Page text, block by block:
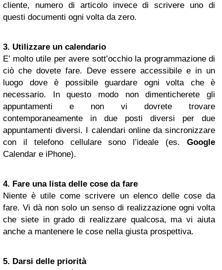
cliente, numero di articolo invece di scrivere uno di
questi documenti ogni volta da zero.
3. Utilizzare un calendario
E’ molto utile per avere sott’occhio la programmazione di
ciò che dovete fare. Deve essere accessibile e in un
luogo dove è possibile guardare ogni volta che è
necessario. In questo modo non dimenticherete gli
appuntamenti e non vi dovrete trovare
contemporaneamente in due posti diversi per due
appuntamenti diversi. I calendari online da sincronizzare
con il telefono cellulare sono l’ideale (es. Google
Calendar e iPhone).
4. Fare una lista delle cose da fare
Niente è utile come scrivere un elenco delle cose da
fare. Vi dà non solo un senso di realizzazione ogni volta
che siete in grado di realizzare qualcosa, ma vi aiuta
anche a mantenere le cose nella giusta prospettiva.
5. Darsi delle priorità